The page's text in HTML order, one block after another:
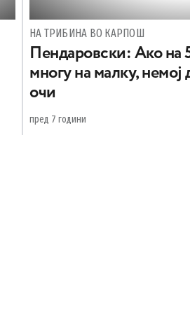
НА ТРИБИНА ВО КАРПОШ
Пендаровски: Ако на
многу на малку, немој
очи
пред 7 години